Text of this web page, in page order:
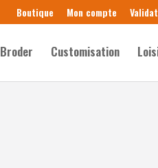
Boutique Mon compte
Broder Customisation